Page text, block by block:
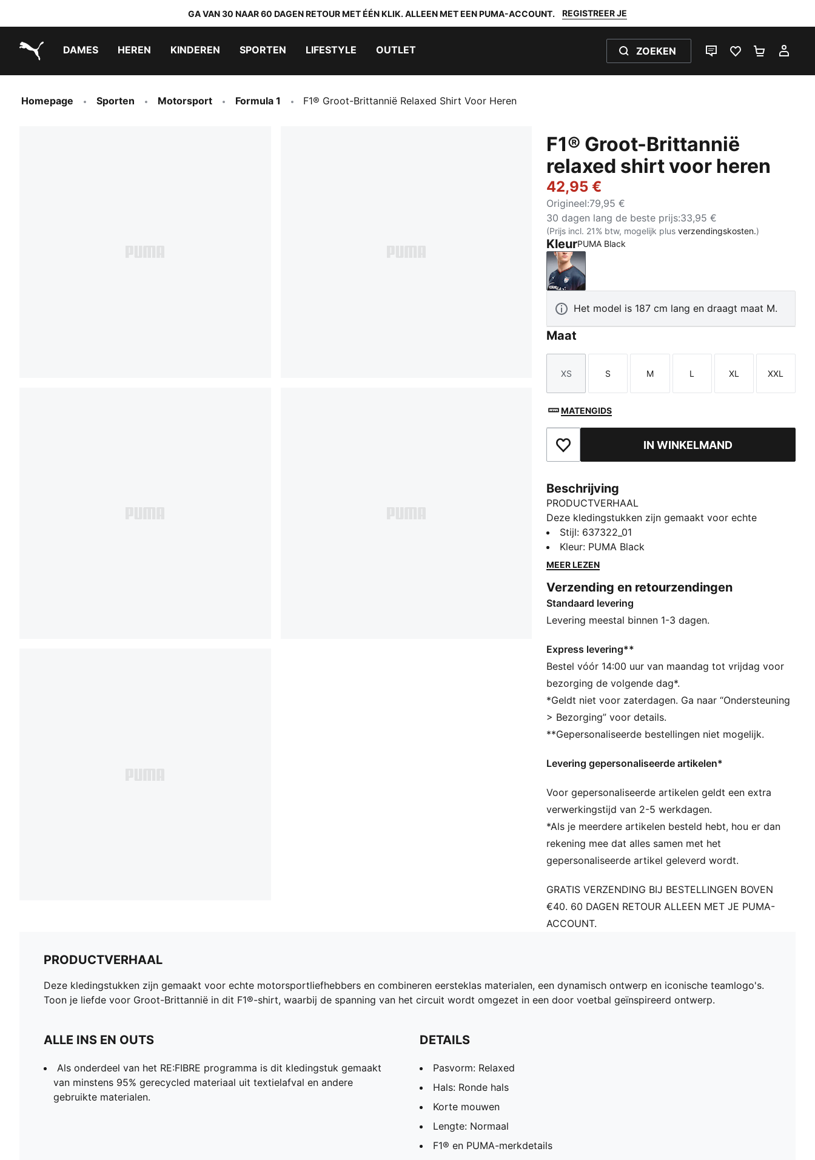
GA VAN 30 NAAR 60 DAGEN RETOUR MET ÉÉN KLIK. ALLEEN MET EEN PUMA-ACCOUNT. REGISTREER JE
DAMES HEREN KINDEREN SPORTEN LIFESTYLE OUTLET ZOEKEN
LIVE CHATFAVORIETEN 0
Homepage Sporten Motorsport Formula 1 F1® Groot-Brittannië Relaxed Shirt Voor Heren
F1® Groot-Brittannië
relaxed shirt voor heren
42,95 €
Origineel:79,95 €
30 dagen lang de beste prijs:33,95 €
(Prijs incl. 21% btw, mogelijk plusverzendingskosten.)
KleurPUMA Black
PUMA Black
Het model is 187 cm lang en draagt maat M.
Maat
Maat
XS
Maat
S
Maat
M
Maat
L
Maat
XL
Maat
XXL
MATENGIDS
Toegevoegd aan favorietenIN WINKELMAND
Beschrijving
PRODUCTVERHAAL
Deze kledingstukken zijn gemaakt voor echte
motorsportliefhebbers en combineren eersteklas
materialen, een dynamisch ontwerp en iconische
teamlogo's. Toon je liefde voor Groot-Brittannië in dit
omgezet in een door voetbal geïnspireerd ontwerp.
ALLE INS EN OUTS
Als onderdeel van het RE:FIBRE programma is dit
materiaal uit textielafval en andere gebruikte
materialen.
DETAILS
Pasvorm: Relaxed
Hals: Ronde hals
Korte mouwen
Lengte: Normaal
Stijl: 637322_01
Kleur: PUMA Black
MEER LEZEN
Verzending en retourzendingen
Standaard levering
Levering meestal binnen 1-3 dagen.
Express levering**
Bestel vóór 14:00 uur van maandag tot vrijdag voor
bezorging de volgende dag*.
*Geldt niet voor zaterdagen. Ga naar “Ondersteuning
> Bezorging” voor details.
**Gepersonaliseerde bestellingen niet mogelijk.
Levering gepersonaliseerde artikelen*
Voor gepersonaliseerde artikelen geldt een extra
verwerkingstijd van 2-5 werkdagen.
*Als je meerdere artikelen besteld hebt, hou er dan
rekening mee dat alles samen met het
gepersonaliseerde artikel geleverd wordt.
GRATIS VERZENDING BIJ BESTELLINGEN BOVEN
€40. 60 DAGEN RETOUR ALLEEN MET JE PUMA-
ACCOUNT.
PRODUCTVERHAAL
Deze kledingstukken zijn gemaakt voor echte motorsportliefhebbers en combineren eersteklas materialen, een dynamisch ontwerp en iconische teamlogo's.
Toon je liefde voor Groot-Brittannië in dit F1®-shirt, waarbij de spanning van het circuit wordt omgezet in een door voetbal geïnspireerd ontwerp.
ALLE INS EN OUTS
Als onderdeel van het RE:FIBRE programma is dit kledingstuk gemaakt
van minstens 95% gerecycled materiaal uit textielafval en andere
gebruikte materialen.
DETAILS
Pasvorm: Relaxed
Hals: Ronde hals
Korte mouwen
Lengte: Normaal
F1® en PUMA-merkdetails